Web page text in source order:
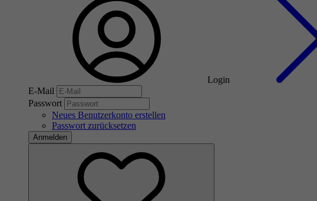
Login
E-Mail
Passwort
Neues Benutzerkonto erstellen
Passwort zurücksetzen
Anmelden